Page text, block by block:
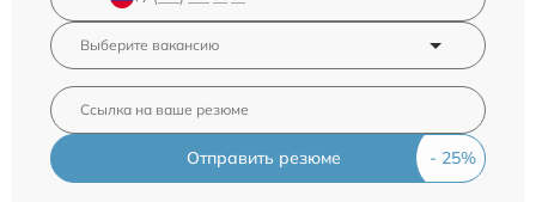
Отправить резюме